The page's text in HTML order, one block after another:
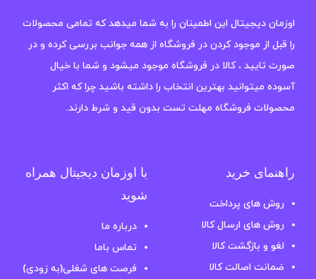
اوزمان دیجیتال این اطمینان را به شما میدهد که تمامی محصولات
را قبل از موجود کردن در فروشگاه از همه جوانب بررسی کرده و در
صورت تایید ، کالا در فروشگاه موجود میشود و شما با خیال
آسوده میتوانید بهترین انتخاب را داشته باشید چرا که اکثر
محصولات فروشگاه مهلت تست بدون قید و شرط دارند.
راهنمای خرید
روش های پرداخت
روش های ارسال کالا
لغو و بازگشت کالا
ضمانت اصالت کالا
با اوزمان دیجیتال همراه
شوید
درباره ما
تماس باما
فرصت های شغلی(به زودی)